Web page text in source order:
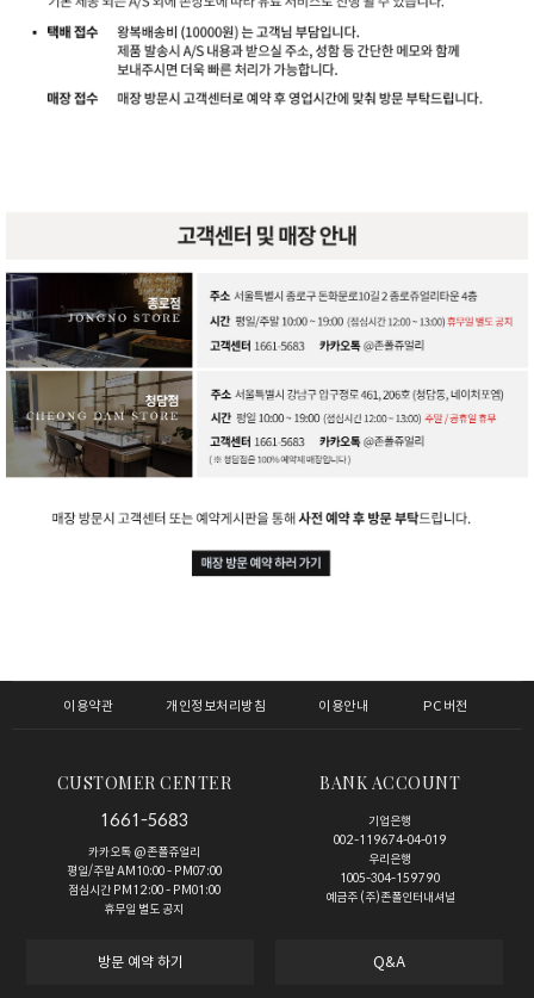
이용약관 개인정보처리방침 이용안내 PC버전
CUSTOMER CENTER
1661-5683
카카오톡 @존폴쥬얼리
평일/주말 AM10:00 - PM07:00
점심시간 PM12:00 - PM01:00
휴무일 별도 공지
BANK ACCOUNT
기업은행
002-119674-04-019
우리은행
1005-304-159790
예금주 (주)존폴인터내셔널
방문 예약 하기 Q&A